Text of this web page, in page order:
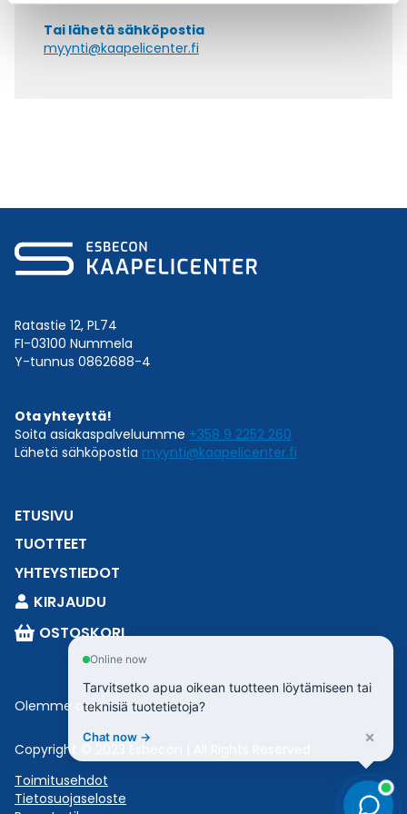
Tai lähetä sähköpostia
myynti@kaapelicenter.fi
Ratastie 12, PL74
FI-03100 Nummela
Y-tunnus 0862688-4
Ota yhteyttä!
Soita asiakaspalveluumme +358 9 2252 260
Lähetä sähköpostia myynti@kaapelicenter.fi
ETUSIVU
TUOTTEET
YHTEYSTIEDOT
KIRJAUDU
OSTOSKORI
Olemme osaEsbeconia.
Copyright © 2023 Esbecon | All Rights Reserved
Toimitusehdot
Tietosuojaseloste
Online now
Tarvitsetko apua oikean tuotteen löytämiseen tai
teknisiä tuotetietoja?
Chat now → ×